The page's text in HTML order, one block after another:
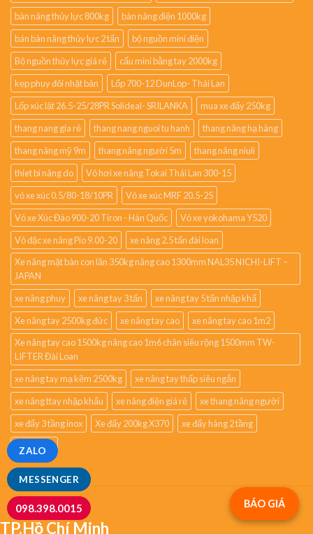
MESSENGER
ZALO
098.398.0015
bàn nâng thủy lực 800kg
bàn nâng điện 1000kg
bán bàn nâng thủy lực 2 tấn
bộ nguồn mini điện
Bộ nguồn thủy lực giá rẻ
cẩu mini bằng tay 2000kg
kẹp phuy đôi nhật bản
Lốp 700-12 DunLop- Thái Lan
Lốp xúc lật 26.5-25/28PR Solideal- SRILANKA
mua xe đẩy 250kg
thang nang gia rẻ
thang nang nguoi tu hanh
thang nâng hạ hàng
thang nâng mỹ 9m
thang nâng người 5m
thang nâng niuli
thiet bi nâng do
Vỏ hơi xe nâng Tokai Thái Lan 300-15
vỏ xe xúc 0.5/80-18/10PR
Vỏ xe xúc MRF 20.5-25
Vỏ xe Xúc Đào 900-20 Tiron - Hàn Quốc
Vỏ xe yokohama Y520
Vỏ đặc xe nâng Pio 9.00-20
xe nâng 2.5 tấn đài loan
Xe nâng mặt bàn con lăn 350kg nâng cao 1300mm NAL35 NICHI-LIFT –
JAPAN
xe nâng phuy
xe nâng tay 3 tấn
xe nâng tay 5 tấn nhập khẩ
Xe nâng tay 2500kg đức
xe nâng tay cao
xe nâng tay cao 1m2
Xe nâng tay cao 1500kg nâng cao 1m6 chân siêu rộng 1500mm TW-
LIFTER Đài Loan
xe nâng tay mạ kẽm 2500kg
xe nâng tay thấp siêu ngắn
xe nâng ttay nhập khẩu
xe nâng điện giá rẻ
xe thang nâng người
xe đẩy 3 tầng inox
Xe đẩy 200kg X370
xe đẩy hàng 2 tầng
XTH200T
TP.Hồ Chí Minh
BÁO GIÁ